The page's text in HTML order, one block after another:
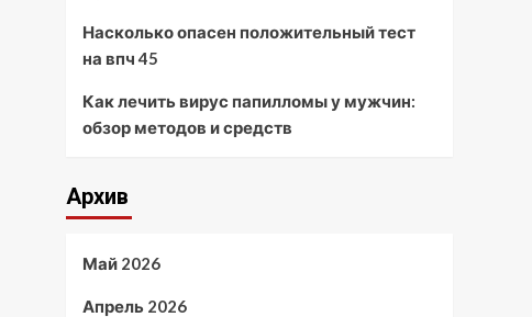
Насколько опасен положительный тест
на впч 45
Как лечить вирус папилломы у мужчин:
обзор методов и средств
Архив
Май 2026
Апрель 2026